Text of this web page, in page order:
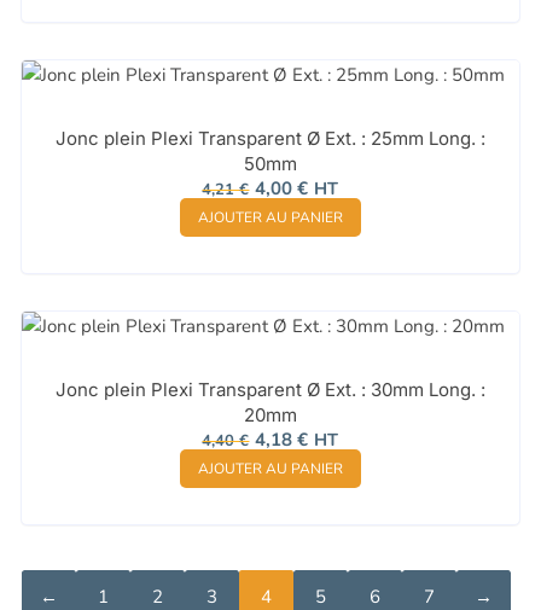
Jonc plein Plexi Transparent Ø Ext. : 25mm Long. :
50mm
4,21€ Le
prix
initial
était :
4,00€Le
prix
actuel
est :
HT
AJOUTER AU PANIER
Jonc plein Plexi Transparent Ø Ext. : 30mm Long. :
20mm
4,40€ Le
prix
initial
était :
4,18€Le
prix
actuel
est :
HT
AJOUTER AU PANIER
← 1 2 3 4 5 6 7 →